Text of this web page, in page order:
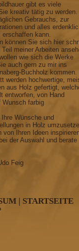
gibt es viele
kreativ tätig zu
Gebrauchs, zur
und alles
kann.
können Sie sich hier
meiner Arbeiten
wie sich die Werke
auch gern zu mir ins
Buchholz kommen.
werden hochwertige,
aus Holz gefertigt,
entworfen, von Hand
Wunsch farbig
Wünsche und
in Holz
von Ihren Ideen
der Auswahl und berate
Feig
| STARTSEITE